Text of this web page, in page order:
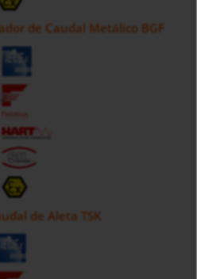
de Caudal Metálico BGF
de Aleta TSK